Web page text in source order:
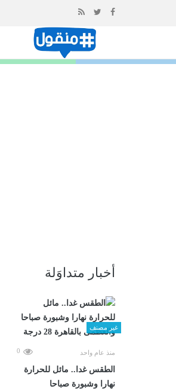
أخبار متداوَلة
غير مصنف
منذ عام واحد 0
الطقس غدا.. مائل للحرارة
نهارا وشبورة صباحا